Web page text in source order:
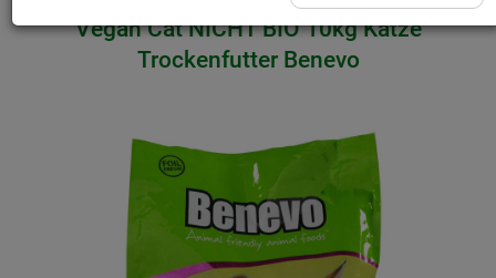
Vegan Cat NICHT BIO 10kg Katze
Trockenfutter Benevo